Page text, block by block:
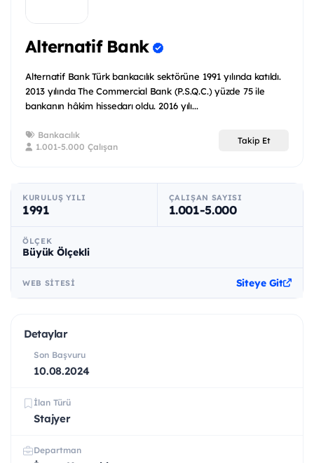
Alternatif Bank
Alternatif Bank Türk bankacılık sektörüne 1991 yılında katıldı.
2013 yılında The Commercial Bank (P.S.Q.C.) yüzde 75 ile
bankanın hâkim hissedarı oldu. 2016 yılı...
Bankacılık
1.001-5.000 Çalışan
Takip Et
KURULUŞ YILI
1991
ÇALIŞAN SAYISI
1.001-5.000
ÖLÇEK
Büyük Ölçekli
WEB SITESI Siteye Git
Detaylar
Son Başvuru
10.08.2024
İlan Türü
Stajyer
Departman